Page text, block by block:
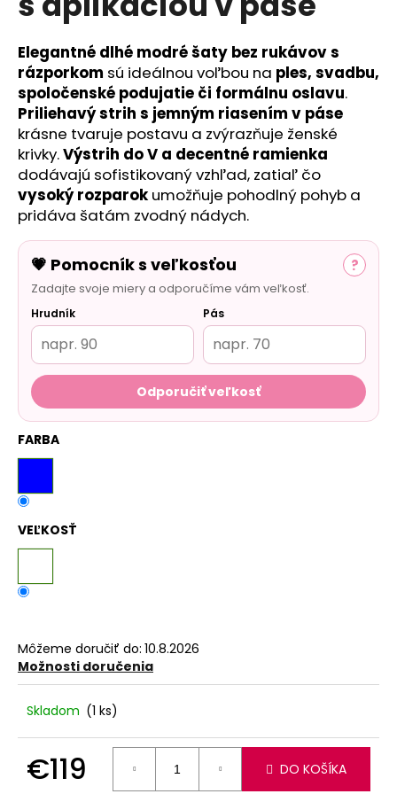
Elegantné dlhé modré šaty bez rukávov s
rázporkom sú ideálnou voľbou na ples, svadbu,
spoločenské podujatie či formálnu oslavu.
Priliehavý strih s jemným riasením v páse
krásne tvaruje postavu a zvýrazňuje ženské
krivky.Výstrih do V a decentné ramienka
dodávajú sofistikovaný vzhľad, zatiaľ čo
vysoký rozparok umožňuje pohodlný pohyb a
pridáva šatám zvodný nádych.
💗 Pomocník s veľkosťou ?
Zadajte svoje miery a odporučíme vám veľkosť.
Hrudník Pás
Odporučiť veľkosť
FARBA
VEĽKOSŤ
Môžeme doručiť do: 10.8.2026
Možnosti doručenia
Skladom (1 ks)
€119 DO KOŠÍKA
a
m
e